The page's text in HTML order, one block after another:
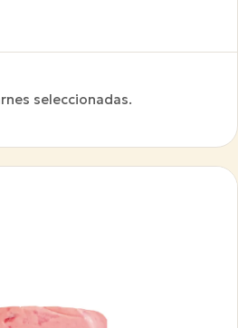
seleccionadas.